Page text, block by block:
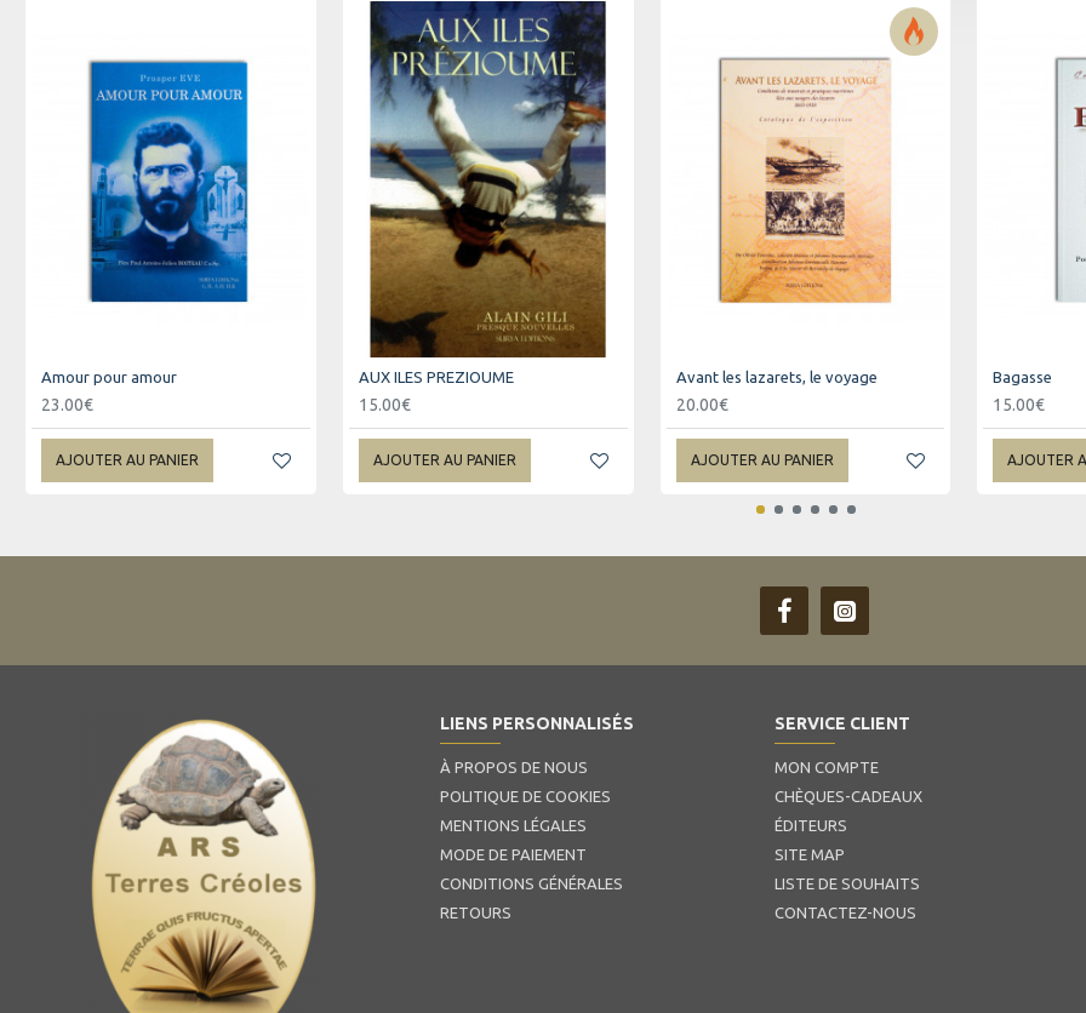
Amour pour amour
23.00€
AJOUTER AU PANIER
AUX ILES PREZIOUME
15.00€
AJOUTER AU PANIER
Avant les lazarets, le voyage
20.00€
AJOUTER AU PANIER
Bagasse
15.00€
AJOUTER
LIENS PERSONNALISÉS
À PROPOS DE NOUS
POLITIQUE DE COOKIES
MENTIONS LÉGALES
MODE DE PAIEMENT
CONDITIONS GÉNÉRALES
RETOURS
SERVICE CLIENT
MON COMPTE
CHÈQUES-CADEAUX
ÉDITEURS
SITE MAP
LISTE DE SOUHAITS
CONTACTEZ-NOUS